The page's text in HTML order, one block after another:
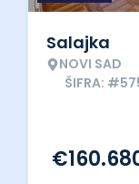
Salajka
NOVI SAD
ŠIFRA:
€